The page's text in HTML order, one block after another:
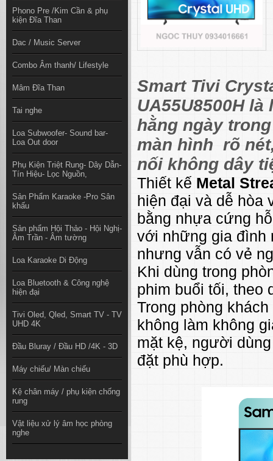
Phono Pre /Kim Cần & phụ
kiện Đĩa Than
Dac / Music Server
Combo Âm thanh/ Lifestyle
Mâm Đĩa Than
Tai nghe
Loa Subwoofer- Sound bar-
Loa Out door
Phụ Kiện Triệt Rung- Dây Dẫn-
Tín Hiệu- Lọc Nguồn,
Sản Phẩm Karaoke -Pro Sân
khấu
Sản phẩm Hội Thảo - Hội Nghị-
Âm Trần - Âm tường
Loa Karaoke Di Động
Loa Bluetooth & Công nghệ
hiện đại
Tivi Oled, Qled, Smart TV - TV
UHD 4K
Đầu Bluray / Đầu HD /4K - 3D
Máy chiếu/ Màn chiếu
Kệ chân máy / phụ kiện chống
rung
Vật liệu xử lý âm học phòng
nghe
Smart Tivi
UA55U8500H
hằng ngày
màn hình rõ
nối không dây
Thiết kế Metal
hiện đại và dễ hòa
bằng nhựa cứng
với những gia đình
nhưng vẫn có vẻ
Khi dùng trong
phim buổi tối, theo
Trong phòng
không làm không
mặt kệ, người
đặt phù hợp.